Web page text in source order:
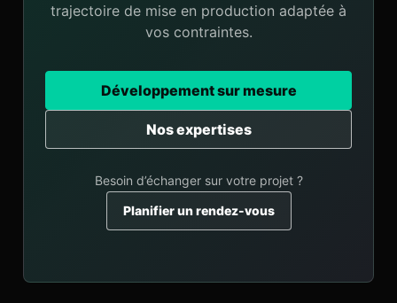
trajectoire de mise en production adaptée à
vos contraintes.
Développement sur mesure
Nos expertises
Besoin d’échanger sur votre projet ?
Planifier un rendez-vous